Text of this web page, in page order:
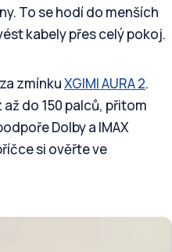
To se hodí do menších
kabely přes celý pokoj.
zmínkuXGIMI AURA 2.
do 150 palců, přitom
Dolby a IMAX
si ověřte ve